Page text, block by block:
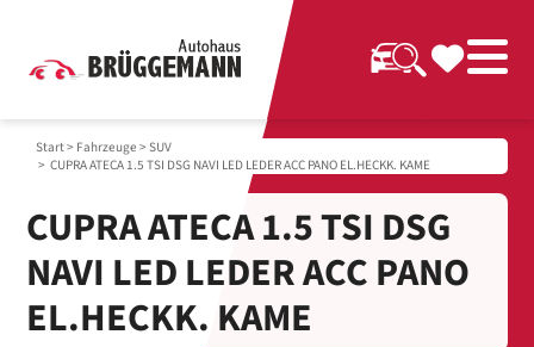
Start> Fahrzeuge > SUV
> CUPRA ATECA 1.5 TSI DSG NAVI LED LEDER ACC PANO EL.HECKK. KAME
CUPRA ATECA 1.5 TSI DSG
NAVI LED LEDER ACC PANO
EL.HECKK. KAME